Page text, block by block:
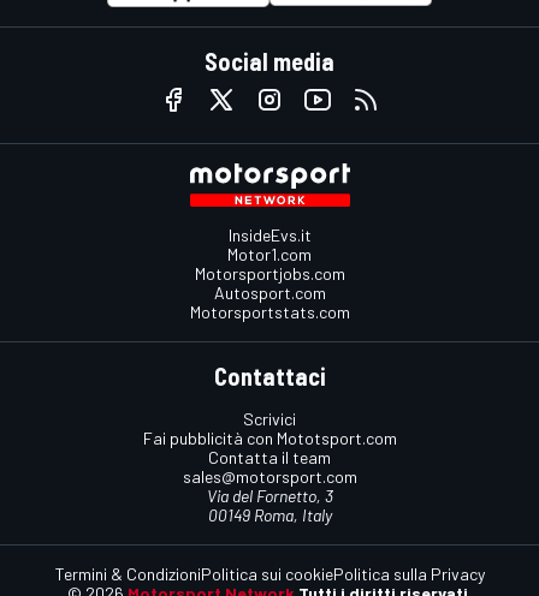
Social media
InsideEvs.it
Motor1.com
Motorsportjobs.com
Autosport.com
Motorsportstats.com
Contattaci
Scrivici
Fai pubblicità con Mototsport.com
Contatta il team
sales@motorsport.com
Via del Fornetto, 3
00149 Roma, Italy
Termini & CondizioniPolitica sui cookiePolitica sulla Privacy